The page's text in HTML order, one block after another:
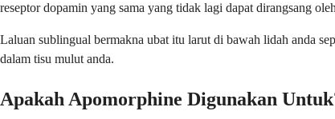
reseptor dopamin yang sama yang tidak lagi dapat dirangsang
Laluan sublingual bermakna ubat itu larut di bawah lidah anda
dalam tisu mulut anda.
Apakah Apomorphine Digunakan